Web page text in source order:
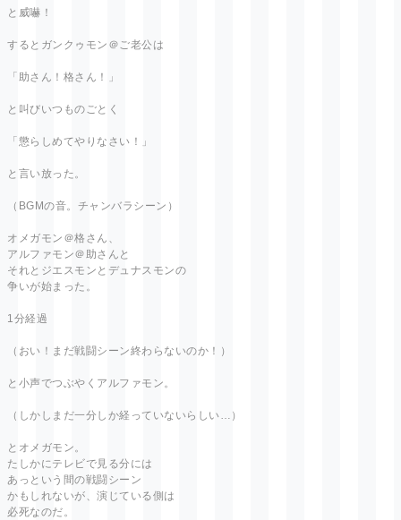
と威嚇！
するとガンクゥモン＠ご老公は
「助さん！格さん！」
と叫びいつものごとく
「懲らしめてやりなさい！」
と言い放った。
（BGMの音。チャンバラシーン）
オメガモン＠格さん、
アルファモン＠助さんと
それとジエスモンとデュナスモンの
争いが始まった。
1分経過
（おい！まだ戦闘シーン終わらないのか！）
と小声でつぶやくアルファモン。
（しかしまだ一分しか経っていないらしい…）
とオメガモン。
たしかにテレビで見る分には
あっという間の戦闘シーン
かもしれないが、演じている側は
必死なのだ。